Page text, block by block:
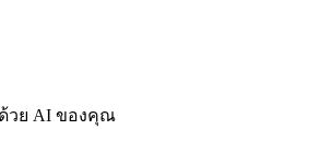
วย AI ของคุณ